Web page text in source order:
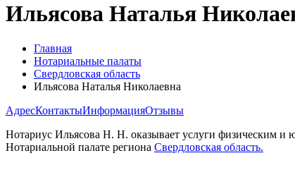
Ильясова Наталья
Главная
Нотариальные палаты
Свердловская область
Ильясова Наталья Николаевна
АдресКонтактыИнформацияОтзывы
Нотариус Ильясова Н. Н. оказывает услуги физическим и
Нотариальной палате региона Свердловская область.